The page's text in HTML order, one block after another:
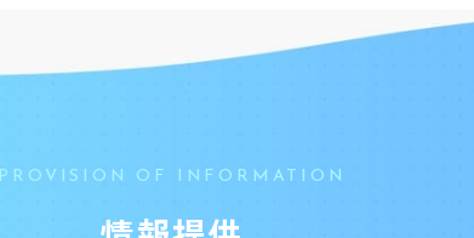
PROVISION OF INFORMATION